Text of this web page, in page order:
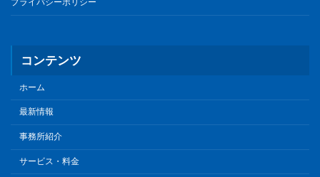
プライバシーポリシー
コンテンツ
ホーム
最新情報
事務所紹介
サービス・料金